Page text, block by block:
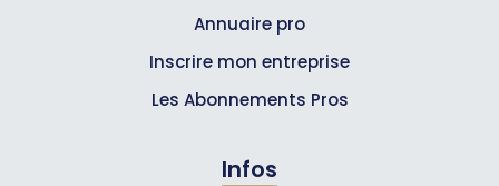
Annuaire pro
Inscrire mon entreprise
Les Abonnements Pros
Infos